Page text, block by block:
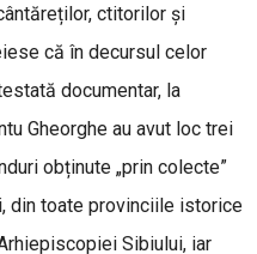
ctitorilor și
că în decursul celor
documentar, la
Gheorghe au avut loc trei
obținute „prin colecte”
din toate provinciile istorice
Sibiului, iar